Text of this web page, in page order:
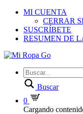
MI CUENTA
CERRAR
SUSCRÍBETE
RESUMEN DE
Buscar
0
Cargando